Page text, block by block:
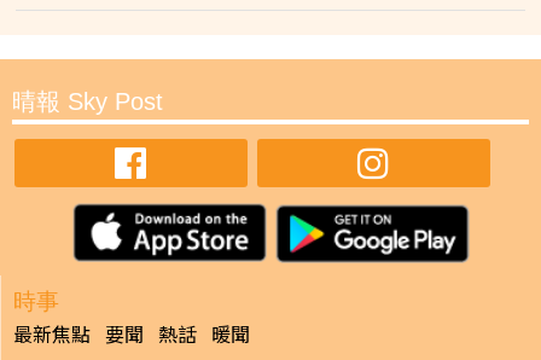
晴報 Sky Post
時事
最新焦點 要聞 熱話 暖聞